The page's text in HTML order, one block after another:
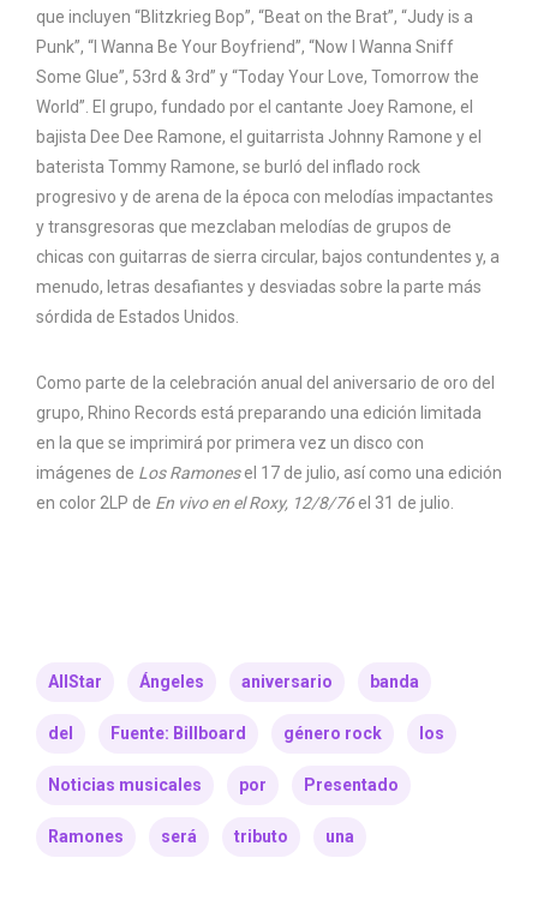
que incluyen “Blitzkrieg Bop”, “Beat on the Brat”, “Judy is a
Punk”, “I Wanna Be Your Boyfriend”, “Now I Wanna Sniff
Some Glue”, 53rd & 3rd” y “Today Your Love, Tomorrow the
World”. El grupo, fundado por el cantante Joey Ramone, el
bajista Dee Dee Ramone, el guitarrista Johnny Ramone y el
baterista Tommy Ramone, se burló del inflado rock
progresivo y de arena de la época con melodías impactantes
y transgresoras que mezclaban melodías de grupos de
chicas con guitarras de sierra circular, bajos contundentes y, a
menudo, letras desafiantes y desviadas sobre la parte más
sórdida de Estados Unidos.
Como parte de la celebración anual del aniversario de oro del
grupo, Rhino Records está preparando una edición limitada
en la que se imprimirá por primera vez un disco con
imágenes de Los Ramonesel 17 de julio, así como una edición
en color 2LP de En vivo en el Roxy, 12/8/76 el 31 de julio.
AllStar Ángeles aniversario banda
del Fuente: Billboard género rock los
Noticias musicales por Presentado
Ramones será tributo una